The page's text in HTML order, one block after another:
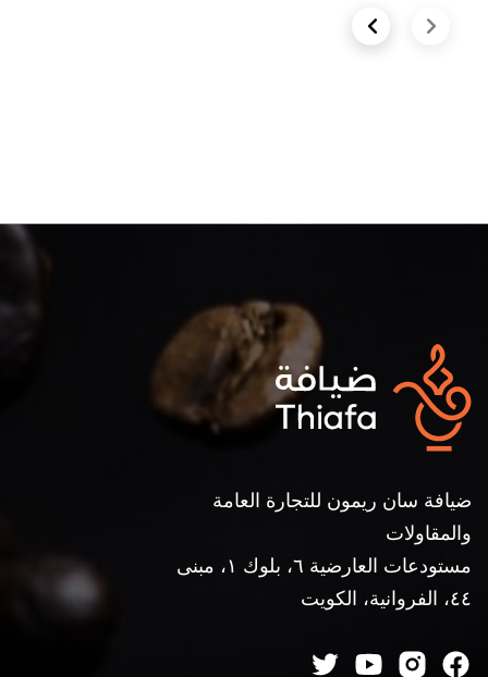
Next slidePrevious slide
ضيافة سان ريمون للتجارة العامة
والمقاولات
مستودعات العارضية ٦، بلوك ١، مبنى
٤٤، الفروانية، الكويت